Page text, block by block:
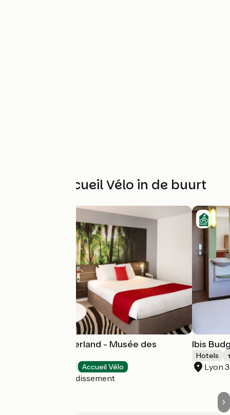
Andere Accueil Vélo in de buurt
Novotel Lyon Gerland - Musée des
Accueil Vélo
Lyon 7e Arrondissement
Ibis
Hotels
Lyon